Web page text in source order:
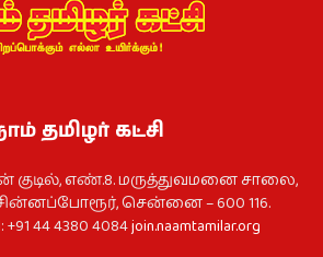
தமிழர் கட்சி
குடில், எண்.8. மருத்துவமனை சாலை,
சென்னை – 600 116.
44 4380 4084join.naamtamilar.org